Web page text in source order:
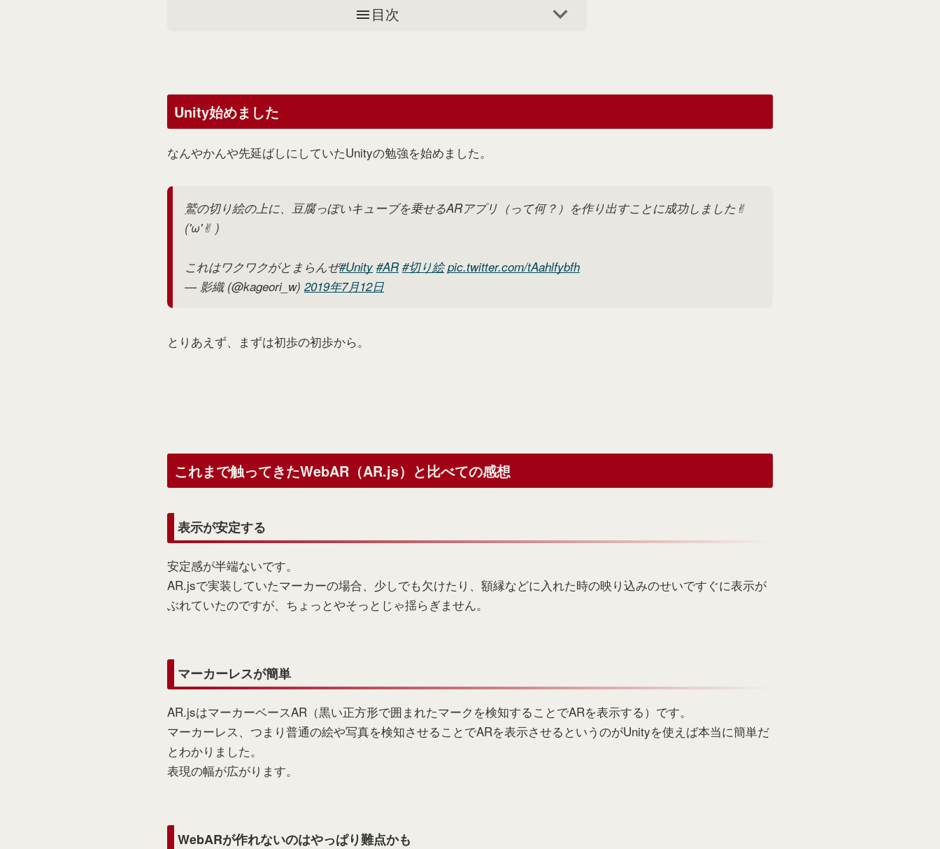
目次
Unity始めました
なんやかんや先延ばしにしていたUnityの勉強を始めました。
鷲の切り絵の上に、豆腐っぽいキューブを乗せるARアプリ（って何？）を作り出すことに成功しました✌︎
('ω'✌︎ )
これはワクワクがとまらんぜ#Unity #AR #切り絵 pic.twitter.com/tAahlfybfh
— 影織 (@kageori_w)2019年7月12日
とりあえず、まずは初歩の初歩から。
これまで触ってきたWebAR（AR.js）と比べての感想
表示が安定する
安定感が半端ないです。
AR.jsで実装していたマーカーの場合、少しでも欠けたり、額縁などに入れた時の映り込みのせいですぐに表示が
ぶれていたのですが、ちょっとやそっとじゃ揺らぎません。
マーカーレスが簡単
AR.jsはマーカーベースAR（黒い正方形で囲まれたマークを検知することでARを表示する）です。
マーカーレス、つまり普通の絵や写真を検知させることでARを表示させるというのがUnityを使えば本当に簡単だ
とわかりました。
表現の幅が広がります。
WebARが作れないのはやっぱり難点かも